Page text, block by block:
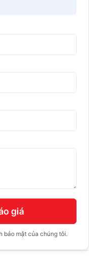
giá
bảo mật của chúng tôi.